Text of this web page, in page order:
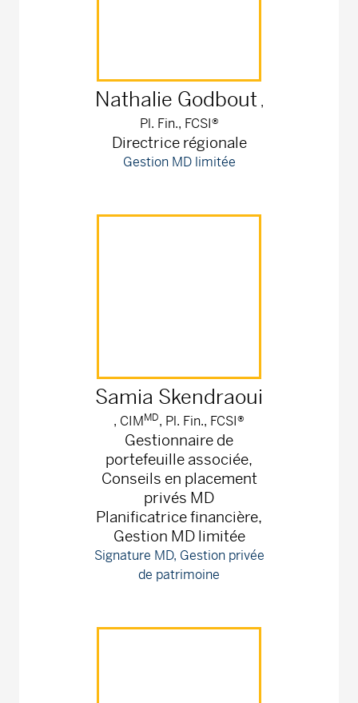
Nathalie Godbout ,
Pl. Fin., FCSI®
Directrice régionale
Gestion MD limitée
Samia Skendraoui
, CIMMD, Pl. Fin., FCSI®
Gestionnaire de
portefeuille associée,
Conseils en placement
privés MD
Planificatrice financière,
Gestion MD limitée
Signature MD, Gestion privée
de patrimoine